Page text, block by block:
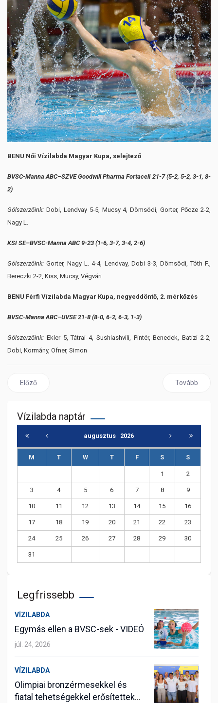
BENU Női Vízilabda Magyar Kupa, selejtező
BVSC-Manna ABC–SZVE Goodwill Pharma Fortacell 21-7 (5-2, 5-2, 3-1, 8-
2)
Gólszerzőink: Dobi, Lendvay 5-5, Mucsy 4, Dömsödi, Gorter, Pőcze 2-2,
Nagy L.
KSI SE–BVSC-Manna ABC 9-23 (1-6, 3-7, 3-4, 2-6)
Gólszerzőink: Gorter, Nagy L. 4-4, Lendvay, Dobi 3-3, Dömsödi, Tóth F.,
Bereczki 2-2, Kiss, Mucsy, Végvári
BENU Férfi Vízilabda Magyar Kupa, negyeddöntő, 2. mérkőzés
BVSC-Manna ABC–UVSE 21-8 (8-0, 6-2, 6-3, 1-3)
Gólszerzőink: Ekler 5, Tátrai 4, Sushiashvili, Pintér, Benedek, Batizi 2-2,
Dobi, Kormány, Ofner, Simon
Előző cikk: Új köntösben, változatlan célokkal
Előző Következő
Tovább
Vízilabda naptár
augusztus 2026
M T W T F S S
1 2
3 4 5 6 7 8 9
10 11 12 13 14 15 16
17 18 19 20 21 22 23
24 25 26 27 28 29 30
31
Legfrissebb
VÍZILABDA
Egymás ellen a BVSC-sek - VIDEÓ
júl. 24, 2026
VÍZILABDA
Olimpiai bronzérmesekkel és
fiatal tehetségekkel erősítettek